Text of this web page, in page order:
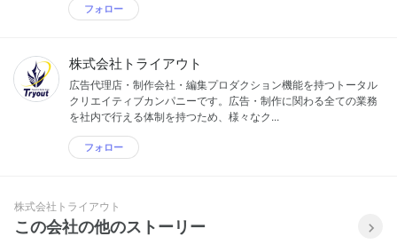
フォロー
株式会社トライアウト
広告代理店・制作会社・編集プロダクション機能を持つトータル
クリエイティブカンパニーです。広告・制作に関わる全ての業務
を社内で行える体制を持つため、様々なク...
フォロー
株式会社トライアウト
この会社の他のストーリー